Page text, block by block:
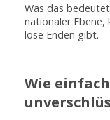
Was das
nationaler
lose Enden gibt.
Wie